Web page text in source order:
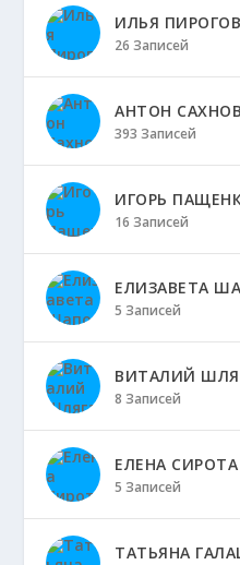
ИЛЬЯ ПИРОГОВ
26 Записей
АНТОН
393 Записей
ИГОРЬ
16 Записей
ЕЛИЗАВЕТА
5 Записей
ВИТАЛИЙ
8 Записей
ЕЛЕНА СИРОТА
5 Записей
ТАТЬЯНА